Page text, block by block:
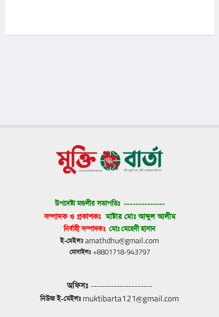
উপদেষ্টা মন্ডলীর সভাপতিঃ --------------
সম্পাদক ও প্রকাশকঃ মাষ্টার মোঃ আব্দুল আলীম
নির্বাহী সম্পাদকঃ মোঃ মেহেদী হাসান
ই-মেইলঃ amathdhu@gmail.com
মোবাইলঃ +8801718-943797
অফিসঃ ---------------------
নিউজ ই-মেইলঃ muktibarta121@gmail.com